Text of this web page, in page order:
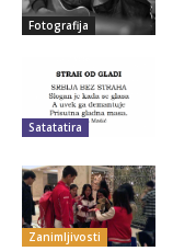
Fotografija
Satatatira
Zanimljivosti